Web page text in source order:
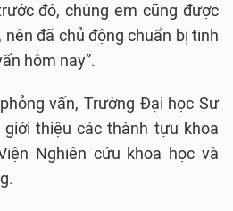
đó, chúng em cũng được
đã chủ động chuẩn bị tinh
hôm nay”.
vấn, Trường Đại học Sư
thiệu các thành tựu khoa
Nghiên cứu khoa học và